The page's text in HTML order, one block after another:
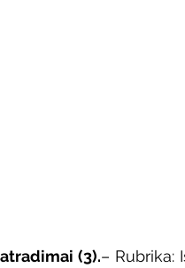
(3).– Rubrika: